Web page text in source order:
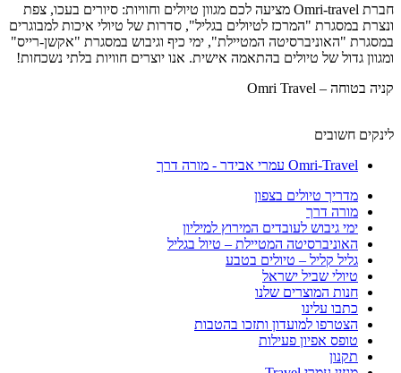
חברת Omri-travel מציעה לכם מגוון טיולים וחוויות: סיורים בעכו, צפת
ונצרת במסגרת "המרכז לטיולים בגליל", סדרות של טיולי איכות למבוגרים
במסגרת "האוניברסיטה המטיילת", ימי כיף וגיבוש במסגרת "אקשן-רייס"
ומגוון גדול של טיולים בהתאמה אישית. אנו יוצרים חוויות בלתי נשכחות!
קניה בטוחה – Omri Travel
לינקים חשובים
Omri-Travel עמרי אבידר - מורה דרך
מדריך טיולים בצפון
מורה דרך
ימי גיבוש לעובדים המירוץ למיליון
האוניברסיטה המטיילת – טיול בגליל
גליל קליל – טיולים בטבע
טיולי שביל ישראל
חנות המוצרים שלנו
כתבו עלינו
הצטרפו למועדון ותזכו בהטבות
טופס אפיון פעילות
תקנון